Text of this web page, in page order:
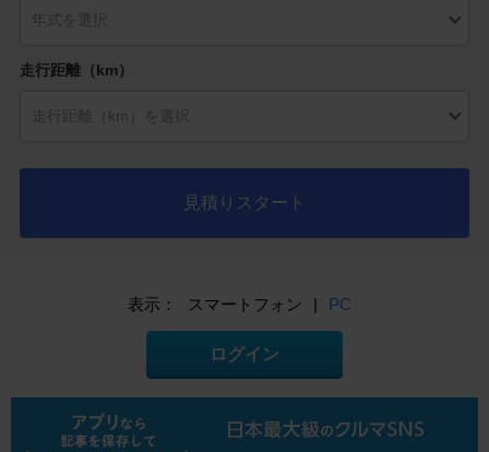
走行距離（km）
見積りスタート
表示： スマートフォン PC
ログイン